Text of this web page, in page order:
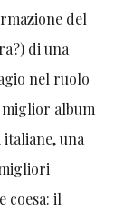
del
di una
nel ruolo
album
una
coesa: il